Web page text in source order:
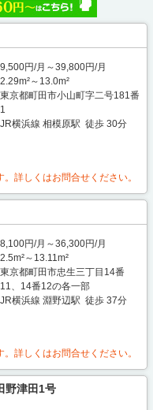
9,500円/月～39,800円/月
2.29m²～13.0m²
東京都町田市小山町字二号181番
1
JR横浜線 相模原駅 徒歩 30分
詳しくはお問合せください。
8,100円/月～36,300円/月
2.5m²～13.11m²
東京都町田市忠生三丁目14番
11、14番12の各一部
JR横浜線 淵野辺駅 徒歩 37分
詳しくはお問合せください。
野津田1号